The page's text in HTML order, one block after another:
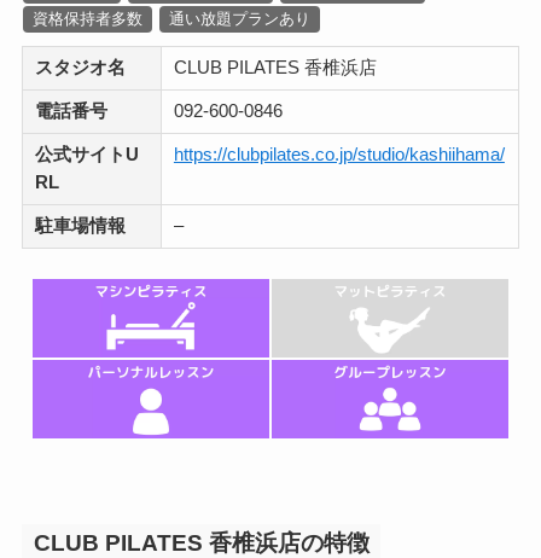
資格保持者多数
通い放題プランあり
スタジオ名 CLUB PILATES 香椎浜店
電話番号 092-600-0846
公式サイトU
RL
https://clubpilates.co.jp/studio/kashiihama/
駐車場情報 –
CLUB PILATES 香椎浜店の特徴